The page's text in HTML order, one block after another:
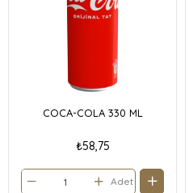
COCA-COLA 330 ML
₺58,75
Adet